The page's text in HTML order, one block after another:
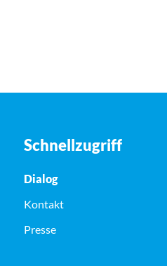
Schnellzugriff
Dialog
Kontakt
Presse